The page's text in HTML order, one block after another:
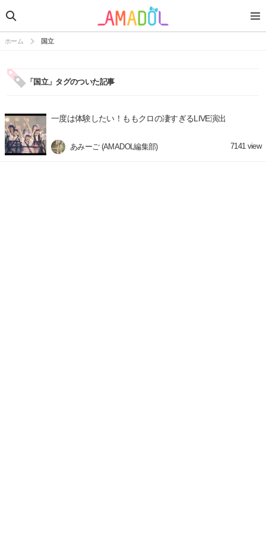
ホーム 国立
「国立」タグのついた記事
一度は体験したい！ももクロの凄すぎるLIVE演出
あみーご (AMADOL編集部) 7141view